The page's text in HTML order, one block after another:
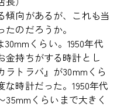
傾向があるが、これも当
のだろうか。
30mmくらい。1950年代
金持ちがする時計とし
トラバ』が30mmくら
時計だった。1950年代
くらいまで大きく